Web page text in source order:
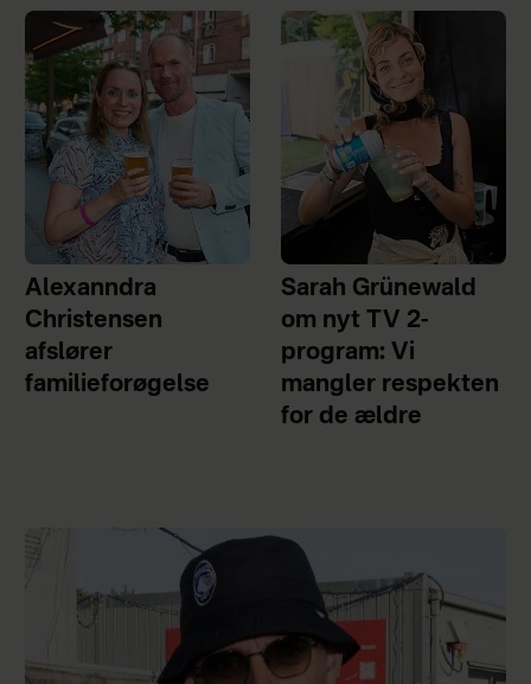
Alexanndra
Christensen
afslører
familieforøgelse
Sarah Grünewald
om nyt TV 2-
program: Vi
mangler respekten
for de ældre